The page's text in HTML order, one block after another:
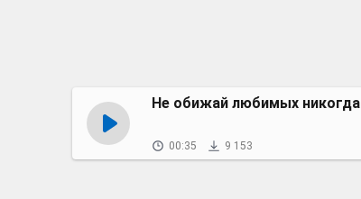
Не обижай любимых никогда
00:35 9 153